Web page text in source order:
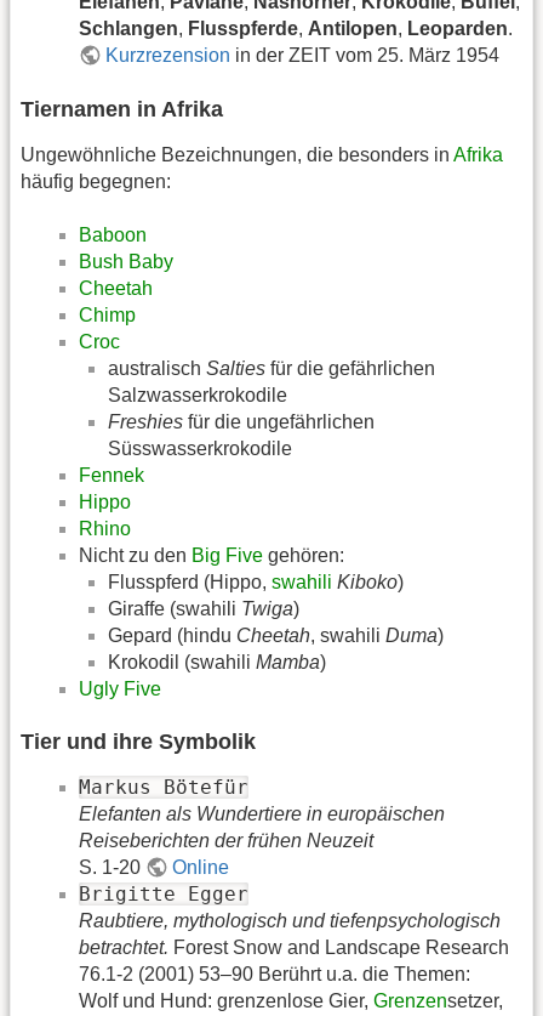
Schlangen, Flusspferde, Antilopen, Leoparden.
Kurzrezension in der ZEIT vom 25. März 1954
Tiernamen in Afrika
Ungewöhnliche Bezeichnungen, die besonders in Afrika
häufig begegnen:
Baboon
Bush Baby
Cheetah
Chimp
Croc
australisch Salties für die gefährlichen
Salzwasserkrokodile
Freshies für die ungefährlichen
Süsswasserkrokodile
Fennek
Hippo
Rhino
Nicht zu den Big Five gehören:
Flusspferd (Hippo, swahili Kiboko)
Giraffe (swahili Twiga)
Gepard (hindu Cheetah, swahili Duma)
Krokodil (swahili Mamba)
Ugly Five
Tier und ihre Symbolik
Markus Bötefür
Elefanten als Wundertiere in europäischen
Reiseberichten der frühen Neuzeit
S. 1-20
Online
Brigitte Egger
Raubtiere, mythologisch und tiefenpsychologisch
betrachtet. Forest Snow and Landscape Research
76.1-2 (2001) 53–90 Berührt u.a. die Themen:
Wolf und Hund: grenzenlose Gier, Grenzensetzer,